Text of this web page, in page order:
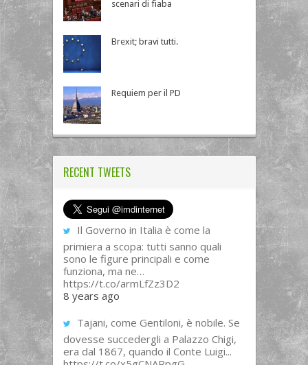
scenari di fiaba
Brexit; bravi tutti.
Requiem per il PD
RECENT TWEETS
Il Governo in Italia è come la
primiera a scopa: tutti sanno quali
sono le figure principali e come
funziona, ma ne…
https://t.co/armLfZz3D2
8 years ago
Tajani, come Gentiloni, è nobile. Se
dovesse succedergli a Palazzo Chigi,
era dal 1867, quando il Conte Luigi...